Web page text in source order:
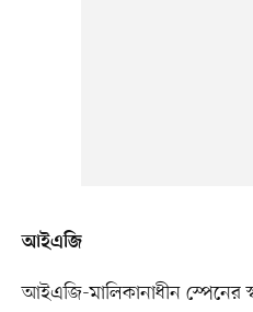
আইএজি
আইএজি-মালিকানাধীন স্পেনের